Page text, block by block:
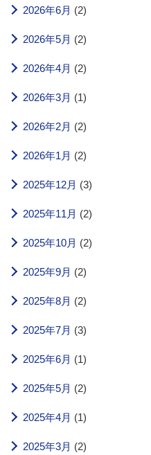
2026年6月 (2)
2026年5月 (2)
2026年4月 (2)
2026年3月 (1)
2026年2月 (2)
2026年1月 (2)
2025年12月 (3)
2025年11月 (2)
2025年10月 (2)
2025年9月 (2)
2025年8月 (2)
2025年7月 (3)
2025年6月 (1)
2025年5月 (2)
2025年4月 (1)
2025年3月 (2)